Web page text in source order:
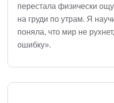
перестала физически
на груди по утрам. Я
поняла, что мир не
ошибку».